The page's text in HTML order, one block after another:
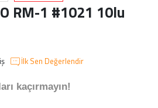
RM-1 #1021 10lu
İlk Sen Değerlendir
kaçırmayın!